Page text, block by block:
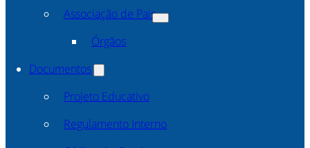
Associação de Pais
Órgãos
Documentos
Projeto Educativo
Regulamento Interno